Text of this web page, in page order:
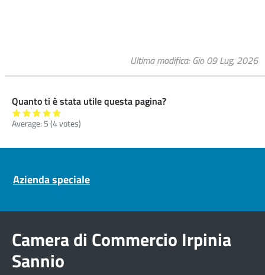
Ultima modifica Gio 09 Lug, 2026
Quanto ti è stata utile questa pagina?
Average: 5(4votes)
Azienda speciale
Camera di Commercio Irpinia
Sannio